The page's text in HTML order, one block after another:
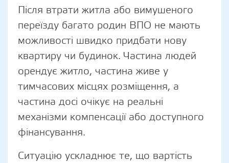
Після втрати житла або вимушеного
переїзду багато родин ВПО не мають
можливості швидко придбати нову
квартиру чи будинок. Частина людей
орендує житло, частина живе у
тимчасових місцях розміщення, а
частина досі очікує на реальні
механізми компенсації або доступного
фінансування.
Ситуацію ускладнює те, що вартість